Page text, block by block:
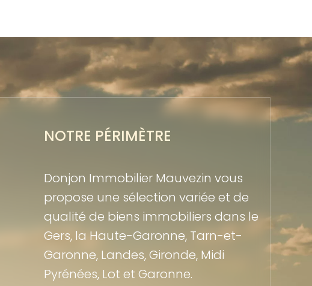
NOTRE PÉRIMÈTRE
Donjon Immobilier Mauvezin vous
propose une sélection variée et de
qualité de biens immobiliers dans le
Gers, la Haute-Garonne, Tarn-et-
Garonne, Landes, Gironde, Midi
Pyrénées, Lot et Garonne.